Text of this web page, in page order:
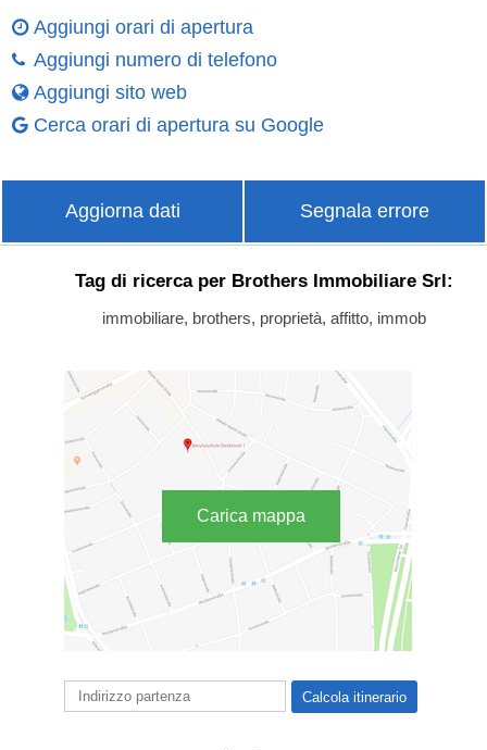
Aggiungi orari di apertura
Aggiungi numero di telefono
Aggiungi sito web
Cerca orari di apertura su Google
Aggiorna dati Segnala errore
Tag di ricerca per Brothers Immobiliare Srl:
immobiliare, brothers, proprietà, affitto, immob
Carica mappa